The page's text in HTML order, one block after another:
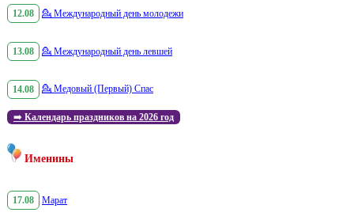
12.08 💁 Международный день молодежи
13.08 💁 Международный день левшей
14.08 💁 Медовый (Первый) Спас
➡️ Календарь праздников на 2026 год
Именины
17.08 Марат